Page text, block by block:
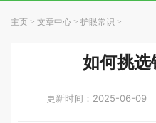
主页 > 文章中心 > 护眼常识 >
如何挑
更新时间：2025-06-09